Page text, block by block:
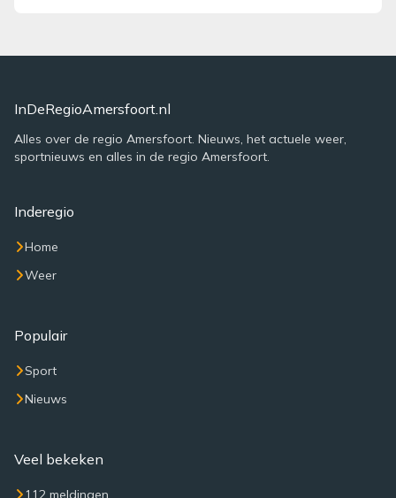
InDeRegioAmersfoort.nl
Alles over de regio Amersfoort. Nieuws, het actuele weer,
sportnieuws en alles in de regio Amersfoort.
Inderegio
Home
Weer
Populair
Sport
Nieuws
Veel bekeken
112 meldingen